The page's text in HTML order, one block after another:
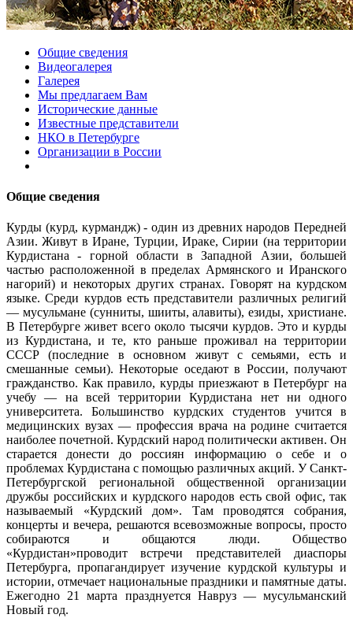
Общие сведения
Видеогалерея
Галерея
Мы предлагаем Вам
Исторические данные
Известные представители
НКО в Петербурге
Организации в России
Общие сведения
Курды (курд, курмандж) - один из древних народов Передней
Азии. Живут в Иране, Турции, Ираке, Сирии (на территории
Курдистана - горной области в Западной Азии, большей
частью расположенной в пределах Армянского и Иранского
нагорий) и некоторых других странах. Говорят на курдском
языке. Среди курдов есть представители различных религий
— мусульмане (сунниты, шииты, алавиты), езиды, христиане.
В Петербурге живет всего около тысячи курдов. Это и курды
из Курдистана, и те, кто раньше проживал на территории
СССР (последние в основном живут с семьями, есть и
смешанные семьи). Некоторые оседают в России, получают
гражданство. Как правило, курды приезжают в Петербург на
учебу — на всей территории Курдистана нет ни одного
университета. Большинство курдских студентов учится в
медицинских вузах — профессия врача на родине считается
наиболее почетной. Курдский народ политически активен. Он
старается донести до россиян информацию о себе и о
проблемах Курдистана с помощью различных акций. У Санкт-
Петербургской региональной общественной организации
дружбы российских и курдского народов есть свой офис, так
называемый «Курдский дом». Там проводятся собрания,
концерты и вечера, решаются всевозможные вопросы, просто
собираются и общаются люди. Общество
«Курдистан»проводит встречи представителей диаспоры
Петербурга, пропагандирует изучение курдской культуры и
истории, отмечает национальные праздники и памятные даты.
Ежегодно 21 марта празднуется Навруз — мусульманский
Новый год.